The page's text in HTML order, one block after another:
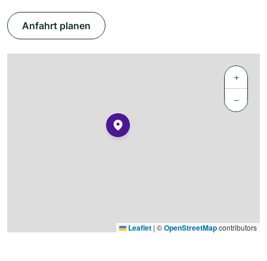
Anfahrt planen
+
−
Leaflet | ©OpenStreetMapcontributors